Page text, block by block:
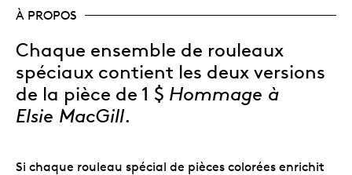
À PROPOS
Chaque ensemble de rouleaux
spéciaux contient les deux versions
de la pièce de 1 $ Hommage à
Elsie MacGill.
Si chaque rouleau spécial de pièces colorées enrichit